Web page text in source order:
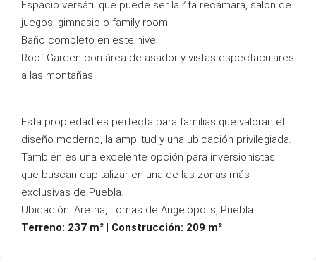
Espacio versátil que puede ser la 4ta recámara, salón de
juegos, gimnasio o family room
Baño completo en este nivel
Roof Garden con área de asador y vistas espectaculares
a las montañas
Esta propiedad es perfecta para familias que valoran el
diseño moderno, la amplitud y una ubicación privilegiada.
También es una excelente opción para inversionistas
que buscan capitalizar en una de las zonas más
exclusivas de Puebla.
Ubicación: Aretha, Lomas de Angelópolis, Puebla
Terreno: 237 m² | Construcción: 209 m²